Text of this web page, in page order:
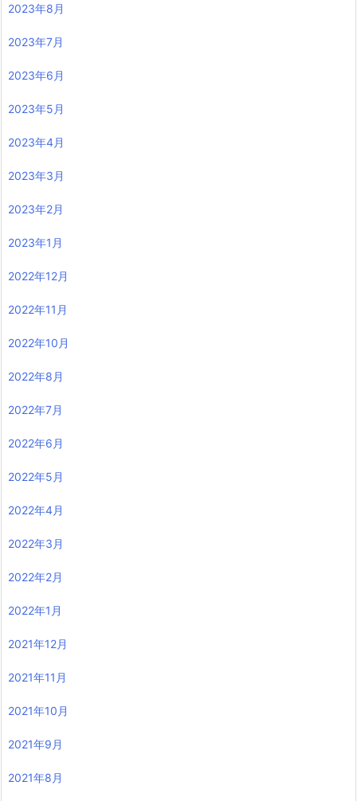
2023年8月
2023年7月
2023年6月
2023年5月
2023年4月
2023年3月
2023年2月
2023年1月
2022年12月
2022年11月
2022年10月
2022年8月
2022年7月
2022年6月
2022年5月
2022年4月
2022年3月
2022年2月
2022年1月
2021年12月
2021年11月
2021年10月
2021年9月
2021年8月